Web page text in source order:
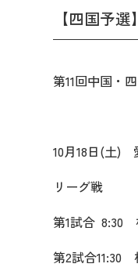
【四国予
第11回中国・
10月18日(土)
リーグ戦
第1試合 8:30
第2試合